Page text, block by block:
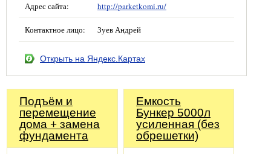
Адрес сайта: http://parketkomi.ru/
Контактное лицо: Зуев Андрей
Открыть на Яндекс.Картах
Подъём и
перемещение
дома + замена
фундамента
Емкость
Бункер 5000л
усиленная (без
обрешетки)